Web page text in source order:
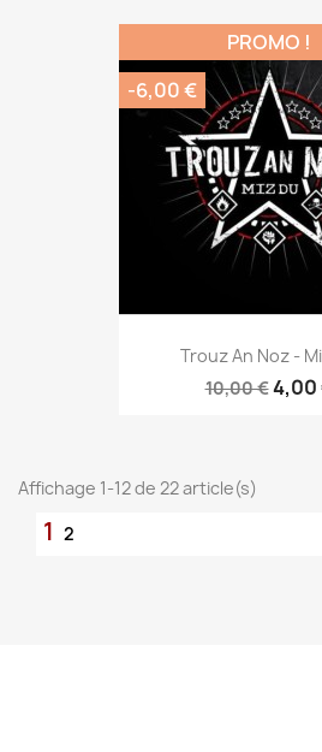
Trouz An Noz -
10,00 €4,00
PROMO !
-6,00 €
Affichage 1-12 de 22 article(s)
1 2